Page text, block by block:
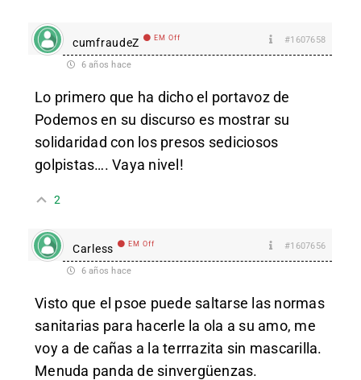
cumfraudeZ EM Off #1607658
6 años hace
Lo primero que ha dicho el portavoz de
Podemos en su discurso es mostrar su
solidaridad con los presos sediciosos
golpistas…. Vaya nivel!
2
Carless EM Off #1607656
6 años hace
Visto que el psoe puede saltarse las normas
sanitarias para hacerle la ola a su amo, me
voy a de cañas a la terrrazita sin mascarilla.
Menuda panda de sinvergüenzas.